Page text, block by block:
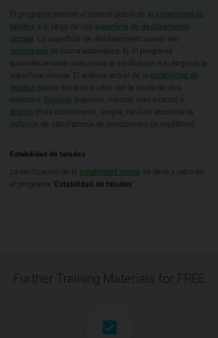
El programa permite el control global de la estabilidad de
taludes a lo largo de una superficie de deslizamiento
circular. La superficie de deslizamiento puede ser
optimizada de forma automática, Ej. El programa
automáticamente selecciona la verificación a lo largo de la
superficie circular. El análisis actual de la estabilidad de
taludes puede llevarse a cabo con la ayuda de dos
métodos: Spencer (riguroso, método más exacto) y
Bishop (más conservador, simple, fácil de encontrar la
solución de satisfactoria de condiciones de equilibrio).
Estabilidad de taludes
La verificación de la estabilidad global se lleva a cabo en
el programa "Estabilidad de taludes".
Further Training Materials for FREE